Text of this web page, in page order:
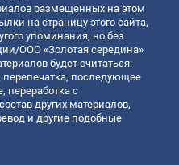
размещенных на этом
на страницу этого сайта,
упоминания, но без
ООО «Золотая середина»
будет считаться:
последующее
переработка с
других материалов,
и другие подобные